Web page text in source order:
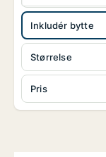
Størrelse
Pris
Inkludér bytte